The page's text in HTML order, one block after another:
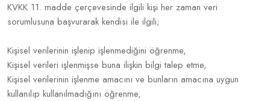
KVKK 11. madde çerçevesinde ilgili kişi her zaman veri
sorumlusuna başvurarak kendisi ile ilgili;
Kişisel verilerinin işlenip işlenmediğini öğrenme,
Kişisel verileri işlenmişse buna ilişkin bilgi talep etme,
Kişisel verilerinin işlenme amacını ve bunların amacına uygun
kullanılıp kullanılmadığını öğrenme,